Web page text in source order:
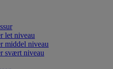
let niveau
middel niveau
svært niveau